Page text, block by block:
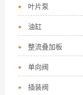
叶片泵
油缸
整流叠加板
单向阀
插装阀